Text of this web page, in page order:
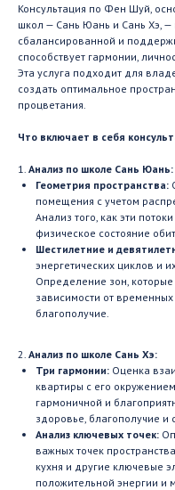
Консультация по Фен Шуй,
школ — Сань Юань и Сань Хэ,
сбалансированной и
способствует гармонии,
Эта услуга подходит для
создать оптимальное
процветания.
Что включает в себя
1. Анализ по школе Сань Юань:
Геометрия пространства:
помещения с учетом
Анализ того, как эти
физическое состояние
Шестилетние и
энергетических циклов и
Определение зон,
зависимости от временных
благополучие.
2. Анализ по школе Сань Хэ:
Три гармонии: Оценка
квартиры с его
гармоничной и
здоровье, благополучие и
Анализ ключевых точек:
важных точек
кухня и другие ключевые
положительной энергии и